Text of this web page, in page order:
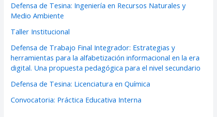
Defensa de Tesina: Ingeniería en Recursos Naturales y
Medio Ambiente
Taller Institucional
Defensa de Trabajo Final Integrador: Estrategias y
herramientas para la alfabetización informacional en la era
digital. Una propuesta pedagógica para el nivel secundario
Defensa de Tesina: Licenciatura en Química
Convocatoria: Práctica Educativa Interna